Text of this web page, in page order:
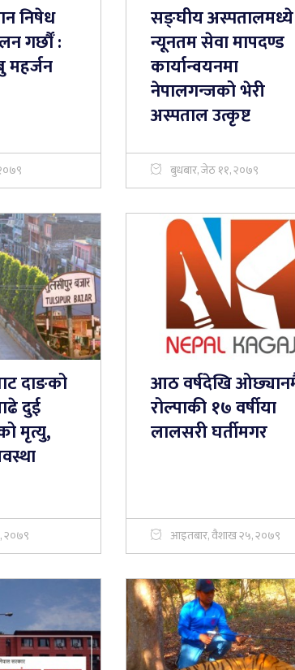
निषेध
गर्छौँ :
महर्जन
सङ्घीय अस्पतालमध्ये
न्यूनतम सेवा मापदण्ड
कार्यान्वयनमा
नेपालगन्जको भेरी
अस्पताल उत्कृष्ट
बुधबार, जेठ ११, २०७९
दाङको
दुई
मृत्यु,
२०७९
आठ वर्षदेखि
रोल्पाकी १७ वर्षीया
लालसरी घर्तीमगर
आइतबार, वैशाख २५, २०७९